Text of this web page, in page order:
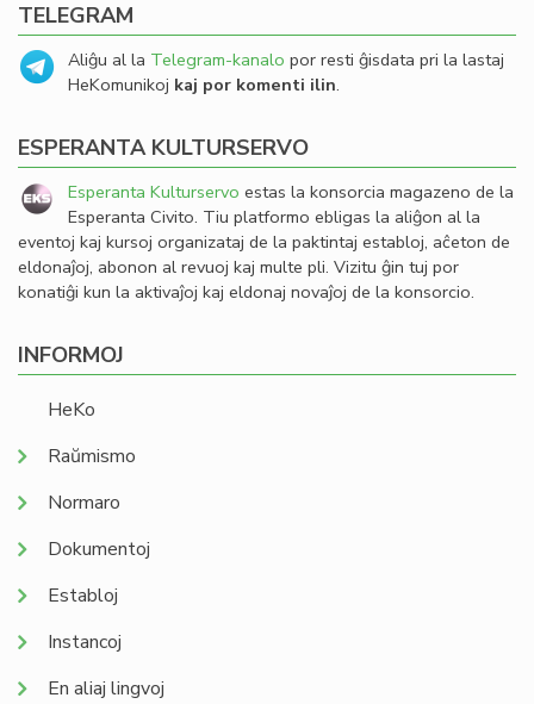
TELEGRAM
Aliĝu al la Telegram-kanalo por resti ĝisdata pri la lastaj
HeKomunikoj kaj por komenti ilin.
ESPERANTA KULTURSERVO
Esperanta Kulturservo estas la konsorcia magazeno de la
Esperanta Civito. Tiu platformo ebligas la aliĝon al la
eventoj kaj kursoj organizataj de la paktintaj establoj, aĉeton de
eldonaĵoj, abonon al revuoj kaj multe pli. Vizitu ĝin tuj por
konatiĝi kun la aktivaĵoj kaj eldonaj novaĵoj de la konsorcio.
INFORMOJ
HeKo
Raŭmismo
Normaro
Dokumentoj
Establoj
Instancoj
En aliaj lingvoj